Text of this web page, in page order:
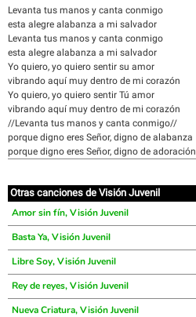
Levanta tus manos y canta conmigo
esta alegre alabanza a mi salvador
Levanta tus manos y canta conmigo
esta alegre alabanza a mi salvador
Yo quiero, yo quiero sentir su amor
vibrando aquí muy dentro de mi corazón
Yo quiero, yo quiero sentir Tú amor
vibrando aquí muy dentro de mi corazón
//Levanta tus manos y canta conmigo//
porque digno eres Señor, digno de alabanza
porque digno eres Señor, digno de adoración
Otras canciones de Visión Juvenil
Amor sin fín, Visión Juvenil
Basta Ya, Visión Juvenil
Libre Soy, Visión Juvenil
Rey de reyes, Visión Juvenil
Nueva Criatura, Visión Juvenil